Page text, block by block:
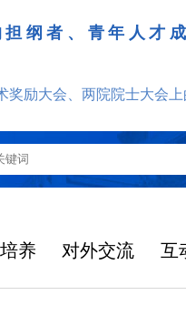
纲者、青年人才
励大会、两院院士大会上
养 对外交流 互